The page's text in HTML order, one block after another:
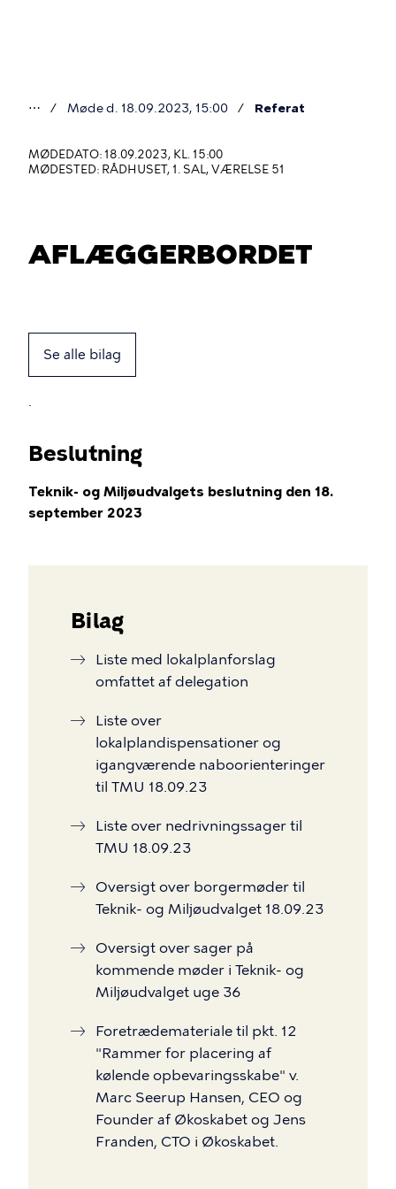
er
her
⋯ Møde d. 18.09.2023, 15:00 Referat
MØDEDATO: 18.09.2023, KL. 15:00
MØDESTED: RÅDHUSET, 1. SAL, VÆRELSE 51
AFLÆGGERBORDET
Se alle bilag
.
Beslutning
Teknik- og Miljøudvalgets beslutning den 18.
september 2023
Bilag
Liste med lokalplanforslag
omfattet af delegation
Liste over
lokalplandispensationer og
igangværende naboorienteringer
til TMU 18.09.23
Liste over nedrivningssager til
TMU 18.09.23
Oversigt over borgermøder til
Teknik- og Miljøudvalget 18.09.23
Oversigt over sager på
kommende møder i Teknik- og
Miljøudvalget uge 36
Foretrædemateriale til pkt. 12
"Rammer for placering af
kølende opbevaringsskabe" v.
Marc Seerup Hansen, CEO og
Founder af Økoskabet og Jens
Franden, CTO i Økoskabet.